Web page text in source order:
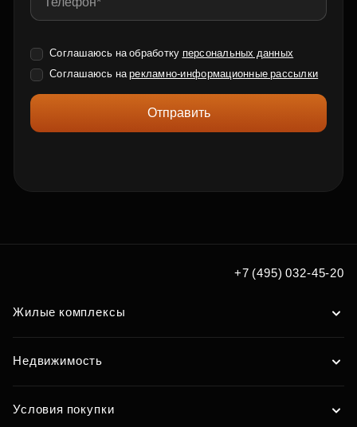
Соглашаюсь на обработку персональных данных
Соглашаюсь нарекламно-информационные рассылки
Отправить
+7 (495) 032-45-20
Жилые комплексы
Недвижимость
Условия покупки